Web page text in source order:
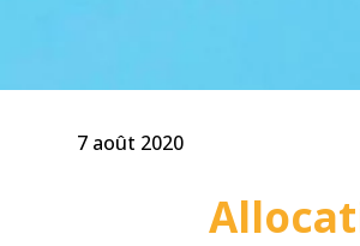
7 août 2020